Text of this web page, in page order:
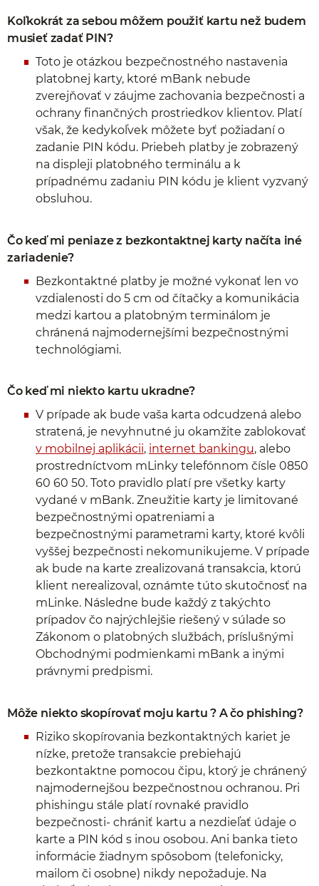
Koľkokrát za sebou môžem použiť kartu než budem
musieť zadať PIN?
Toto je otázkou bezpečnostného nastavenia
platobnej karty, ktoré mBank nebude
zverejňovať v záujme zachovania bezpečnosti a
ochrany finančných prostriedkov klientov. Platí
však, že kedykoľvek môžete byť požiadaní o
zadanie PIN kódu. Priebeh platby je zobrazený
na displeji platobného terminálu a k
prípadnému zadaniu PIN kódu je klient vyzvaný
obsluhou.
Čo keď mi peniaze z bezkontaktnej karty načíta iné
zariadenie?
Bezkontaktné platby je možné vykonať len vo
vzdialenosti do 5 cm od čítačky a komunikácia
medzi kartou a platobným terminálom je
chránená najmodernejšími bezpečnostnými
technológiami.
Čo keď mi niekto kartu ukradne?
V prípade ak bude vaša karta odcudzená alebo
stratená, je nevyhnutné ju okamžite zablokovať
v mobilnej aplikácii, internet bankingu, alebo
prostredníctvom mLinky telefónnom čísle 0850
60 60 50. Toto pravidlo platí pre všetky karty
vydané v mBank. Zneužitie karty je limitované
bezpečnostnými opatreniami a
bezpečnostnými parametrami karty, ktoré kvôli
vyššej bezpečnosti nekomunikujeme. V prípade
ak bude na karte zrealizovaná transakcia, ktorú
klient nerealizoval, oznámte túto skutočnosť na
mLinke. Následne bude každý z takýchto
prípadov čo najrýchlejšie riešený v súlade so
Zákonom o platobných službách, príslušnými
Obchodnými podmienkami mBank a inými
právnymi predpismi.
Môže niekto skopírovať moju kartu ? A čo phishing?
Riziko skopírovania bezkontaktných kariet je
nízke, pretože transakcie prebiehajú
bezkontaktne pomocou čipu, ktorý je chránený
najmodernejšou bezpečnostnou ochranou. Pri
phishingu stále platí rovnaké pravidlo
bezpečnosti- chrániť kartu a nezdieľať údaje o
karte a PIN kód s inou osobou. Ani banka tieto
informácie žiadnym spôsobom (telefonicky,
mailom či osobne) nikdy nepožaduje. Na